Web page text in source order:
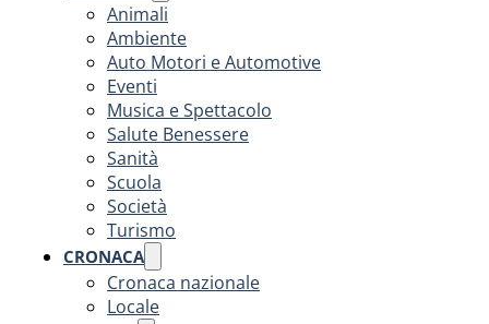
Animali
Ambiente
Auto Motori e Automotive
Eventi
Musica e Spettacolo
Salute Benessere
Sanità
Scuola
Società
Turismo
CRONACA
Cronaca nazionale
Locale